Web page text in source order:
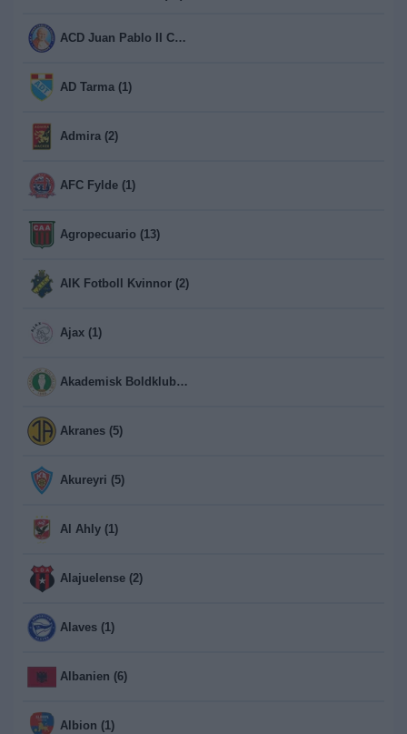
ACD Juan Pablo II College (1)
AD Tarma (1)
Admira (2)
AFC Fylde (1)
Agropecuario (13)
AIK Fotboll Kvinnor (2)
Ajax (1)
Akademisk Boldklub (2)
Akranes (5)
Akureyri (5)
Al Ahly (1)
Alajuelense (2)
Alaves (1)
Albanien (6)
Albion (1)